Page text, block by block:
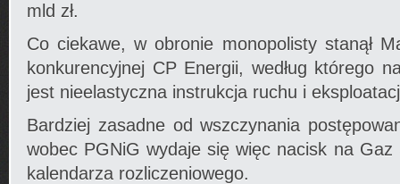
mld zł.
Co ciekawe, w obronie monopolisty stanął
konkurencyjnej CP Energii, według którego
jest nieelastyczna instrukcja ruchu i
Bardziej zasadne od wszczynania
wobec PGNiG wydaje się więc nacisk na
kalendarza rozliczeniowego.